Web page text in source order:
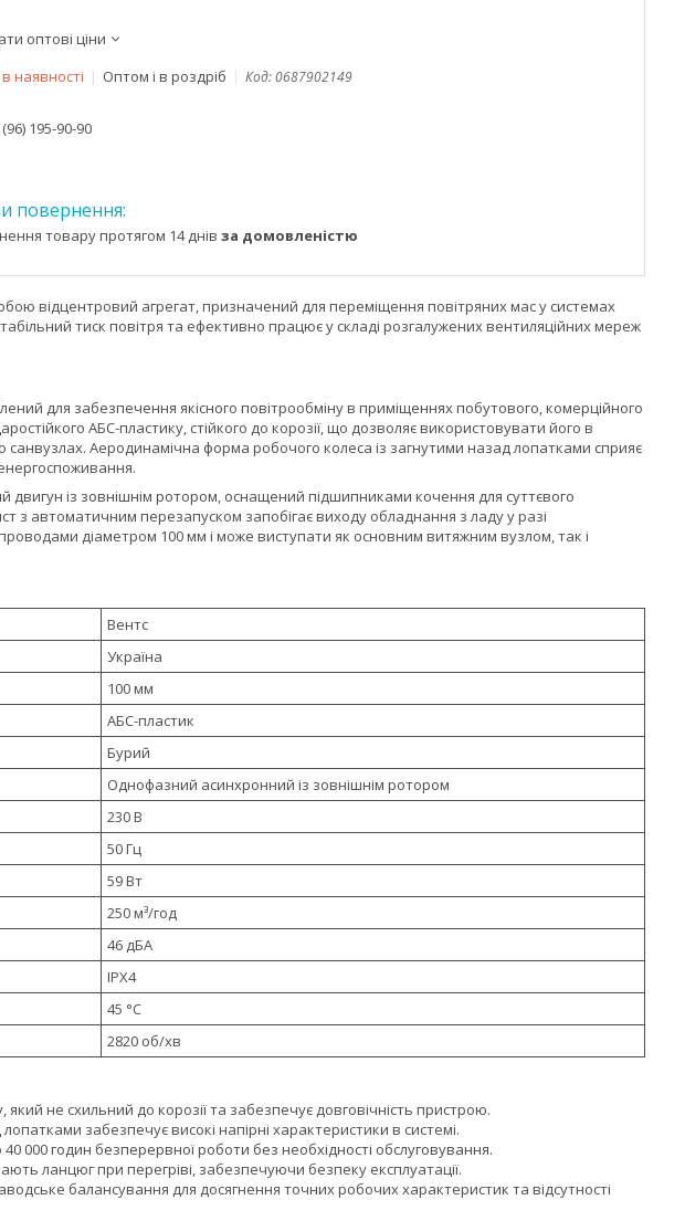
оптові ціни
наявності
Оптом і в роздріб Код:0687902149
195-90-90
товару протягом 14 днів за домовленістю
відцентровий агрегат, призначений для переміщення повітряних мас у системах
тиск повітря та ефективно працює у складі розгалужених вентиляційних мереж
для забезпечення якісного повітрообміну в приміщеннях побутового, комерційного
АБС-пластику, стійкого до корозії, що дозволяє використовувати його в
санвузлах. Аеродинамічна форма робочого колеса із загнутими назад лопатками сприяє
двигун із зовнішнім ротором, оснащений підшипниками кочення для суттєвого
з автоматичним перезапуском запобігає виходу обладнання з ладу у разі
діаметром 100 мм і може виступати як основним витяжним вузлом, так і
Вентс
Україна
100 мм
АБС-пластик
Бурий
Однофазний асинхронний із зовнішнім ротором
230 В
50 Гц
59 Вт
250 м³/год
46 дБА
IPX4
45 °С
2820 об/хв
не схильний до корозії та забезпечує довговічність пристрою.
забезпечує високі напірні характеристики в системі.
000 годин безперервної роботи без необхідності обслуговування.
ланцюг при перегріві, забезпечуючи безпеку експлуатації.
балансування для досягнення точних робочих характеристик та відсутності